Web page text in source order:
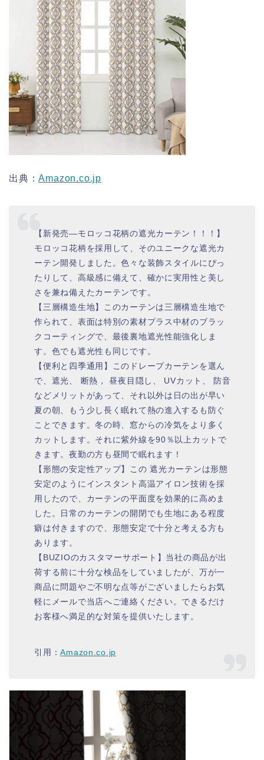
出典：Amazon.co.jp
【新発売—モロッコ花柄の遮光カーテン！！！】
モロッコ花柄を採用して、そのユニークな遮光カ
ーテン開発しました。色々な装飾スタイルにぴっ
たりして、高級感に備えて、確かに実用性と美し
さを兼ね備えたカーテンです。
【三層構造生地】このカーテンは三層構造生地で
作られて、表面は特別の素材プラス中材のブラッ
クコーティングで、最後裏地遮光性能強化しま
す。色でも遮光性も同じです。
【便利と四季通用】このドレープカーテンを選ん
で、遮光、 断熱， 昼夜目隠し、 UVカット、 防音
などメリットがあって、それ以外は日の出が早い
夏の朝、もう少し長く眠れて熱の進入するも防ぐ
ことできます。冬の時、窓からの冷気をより多く
カットします。それに紫外線を90％以上カットで
きます。夜勤の方も昼間で眠れます！
【形態の安定性アップ】この 遮光カーテンは形態
安定のようにインスタント高温アイロン技術を採
用したので、カーテンの平面度を効果的に高めま
した。日常のカーテンの開閉でも生地にある程度
癖は付きますので、形態安定で十分と考える方も
あります。
【BUZIOのカスタマーサポート】当社の商品が出
荷する前に十分な検品をしていましたが、万が一
商品に問題やご不明な点等がございましたらお気
軽にメールで当店へご連絡ください。できるだけ
お客様へ満足的な対策を提供いたします。
引用：Amazon.co.jp